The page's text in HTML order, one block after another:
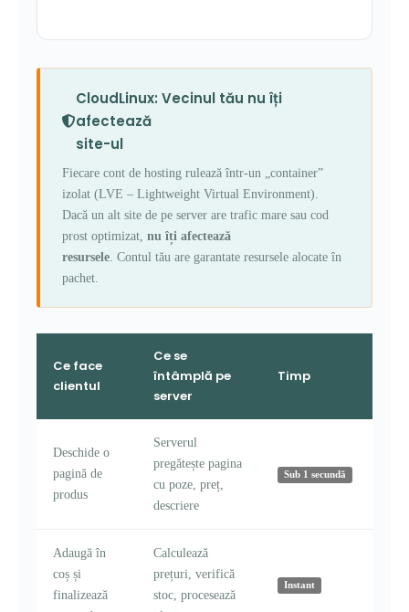
CloudLinux: Vecinul tău nu îți
afectează
site-ul
Fiecare cont de hosting rulează într-un „container”
izolat (LVE – Lightweight Virtual Environment).
Dacă un alt site de pe server are trafic mare sau cod
prost optimizat, nu îți afectează
resursele. Contul tău are garantate resursele alocate în
pachet.
Ce face
clientul
Ce se
întâmplă pe
server
Timp
Deschide o
pagină de
produs
Serverul
pregătește pagina
cu poze, preț,
descriere
Sub 1 secundă
Adaugă în
coș și
finalizează
Calculează
prețuri, verifică
stoc, procesează
Instant